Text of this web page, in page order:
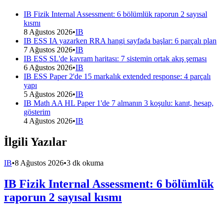
IB Fizik Internal Assessment: 6 bölümlük raporun 2 sayısal
kısmı
8 Ağustos 2026•IB
IB ESS IA yazarken RRA hangi sayfada başlar: 6 parçalı plan
7 Ağustos 2026•IB
IB ESS SL'de kavram haritası: 7 sistemin ortak akış şeması
6 Ağustos 2026•IB
IB ESS Paper 2'de 15 markalık extended response: 4 parçalı
yapı
5 Ağustos 2026•IB
IB Math AA HL Paper 1'de 7 almanın 3 koşulu: kanıt, hesap,
gösterim
4 Ağustos 2026•IB
İlgili Yazılar
IB•8 Ağustos 2026•3 dk okuma
IB Fizik Internal Assessment: 6 bölümlük
raporun 2 sayısal kısmı